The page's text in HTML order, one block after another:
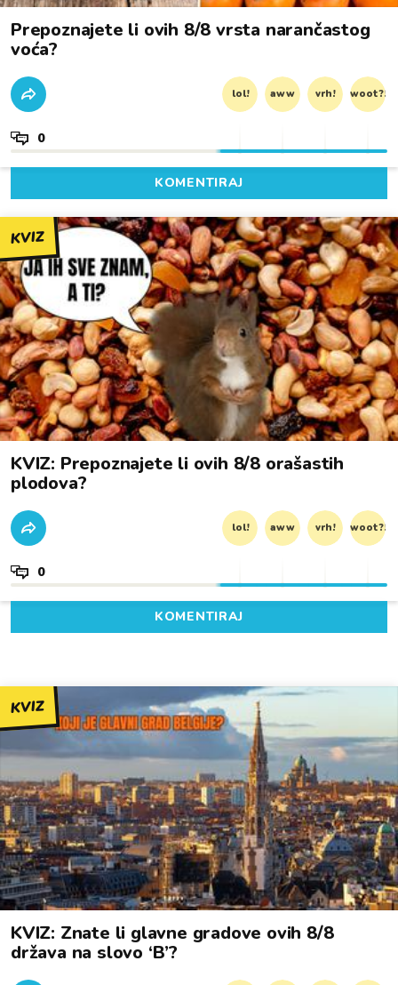
Prepoznajete li ovih 8/8 vrsta narančastog
voća?
lol! aww vrh! woot?!
0
KOMENTIRAJ
KVIZ
KVIZ: Prepoznajete li ovih 8/8 orašastih
plodova?
lol! aww vrh! woot?!
0
KOMENTIRAJ
KVIZ
KVIZ: Znate li glavne gradove ovih 8/8
država na slovo ‘B’?